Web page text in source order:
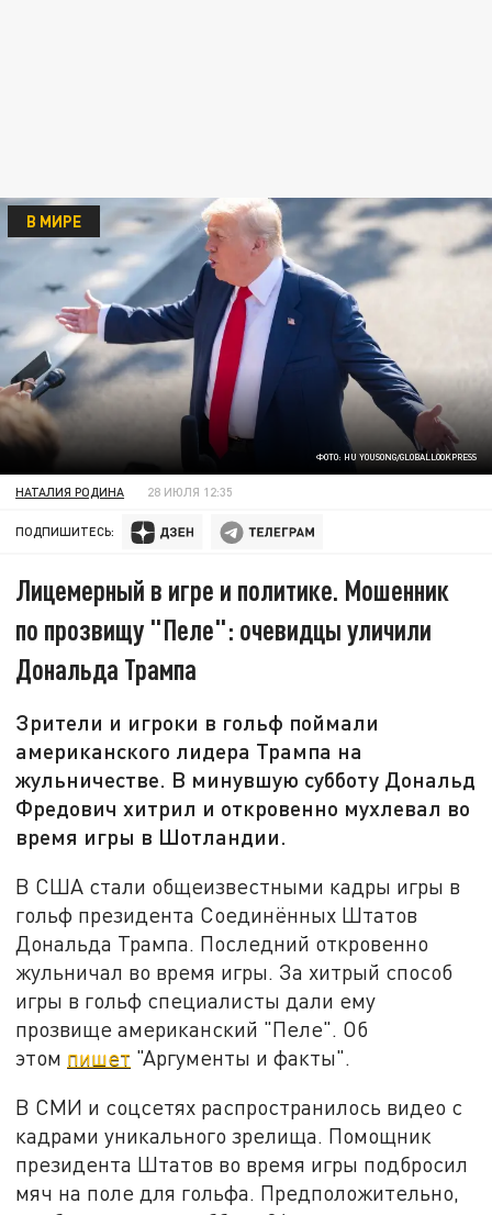
ФОТО: HU YOUSONG/GLOBALLOOKPRESS
В МИРЕ
НАТАЛИЯ РОДИНА 28 ИЮЛЯ 12:35
ПОДПИШИТЕСЬ:
Лицемерный в игре и политике. Мошенник
по прозвищу "Пеле": очевидцы уличили
Дональда Трампа
Зрители и игроки в гольф поймали
американского лидера Трампа на
жульничестве. В минувшую субботу Дональд
Фредович хитрил и откровенно мухлевал во
время игры в Шотландии.
В США стали общеизвестными кадры игры в
гольф президента Соединённых Штатов
Дональда Трампа. Последний откровенно
жульничал во время игры. За хитрый способ
игры в гольф специалисты дали ему
прозвище американский "Пеле". Об
этом пишет "Аргументы и факты".
В СМИ и соцсетях распространилось видео с
кадрами уникального зрелища. Помощник
президента Штатов во время игры подбросил
мяч на поле для гольфа. Предположительно,